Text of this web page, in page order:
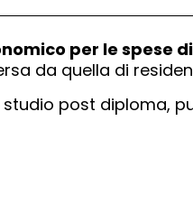
per le spese
da quella di
post diploma,